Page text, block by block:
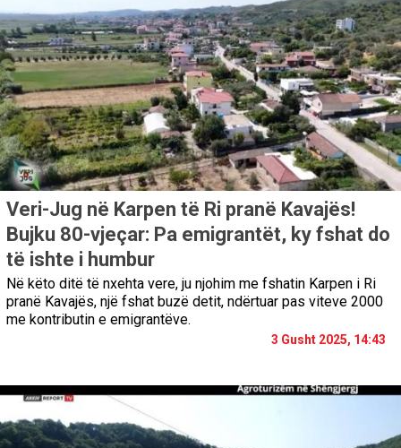
Veri-Jug në Karpen të Ri pranë Kavajës!
Bujku 80-vjeçar: Pa emigrantët, ky fshat do
të ishte i humbur
Në këto ditë të nxehta vere, ju njohim me fshatin Karpen i Ri
pranë Kavajës, një fshat buzë detit, ndërtuar pas viteve 2000
me kontributin e emigrantëve.
3 Gusht 2025, 14:43